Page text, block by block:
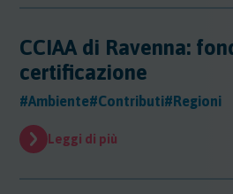
Regioni - Piemonte
Regioni - Puglia
Regioni - Sardegna
Regioni - Sicilia
Regioni - Trentino Alto Adige
Sicurezza - Rischio
Sicurezza - Seveso
Sicurezza - Prevenzione
Sicurezza - Rumore
Sicurezza - Radiazioni ottiche
Sicurezza - Covid 19
CCIAA di Ravenna:
certificazione
#Ambiente#Contributi#Regioni
Leggi di più